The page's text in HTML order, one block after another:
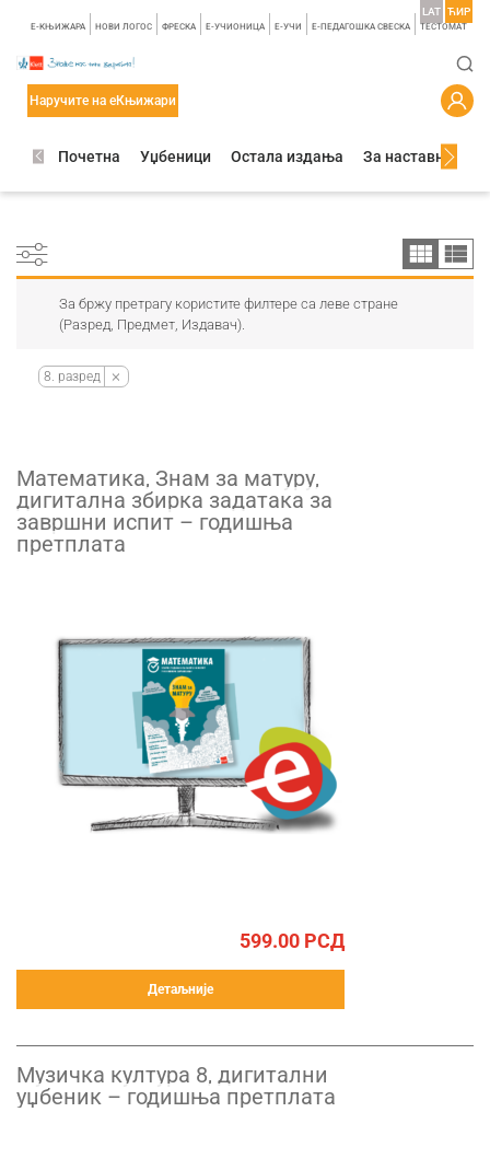
E-КЊИЖАРА НОВИ ЛОГОС ФРЕСКА E-УЧИОНИЦА E-УЧИ Е-ПЕДАГОШКА СВЕСКА TЕСТОМАТ
LAT ЋИР
Наручите на еКњижари
Почетна Уџбеници Остала издања За наставнике
За бржу претрагу користите филтере са леве стране
(Разред, Предмет, Издавач).
8. разред
Математика, Знам за матуру,
дигитална збирка задатака за
завршни испит – годишња
претплата
599.00 РСД
Детаљније
Музичка култура 8, дигитални
уџбеник – годишња претплата